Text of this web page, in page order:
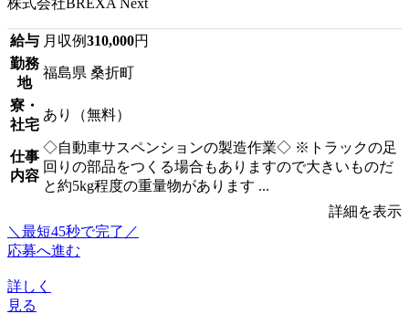
給与 月収例310,000円
勤務
地
福島県 桑折町
寮・
社宅
あり（無料）
仕事
内容
◇自動車サスペンションの製造作業◇ ※トラックの足
回りの部品をつくる場合もありますので大きいものだ
と約5kg程度の重量物があります ...
詳細を表示
＼最短45秒で完了／
応募へ進む
詳しく
見る